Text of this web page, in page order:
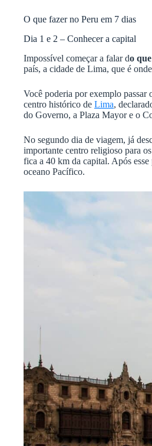
O que fazer no Peru em 7 dias
Dia 1 e 2 – Conhecer a capital
Impossível começar a falar do
país, a cidade de Lima, que é
Você poderia por exemplo passar
centro histórico de Lima,
do Governo, a Plaza Mayor e o
No segundo dia de viagem, já
importante centro religioso para
fica a 40 km da capital. Após
oceano Pacífico.